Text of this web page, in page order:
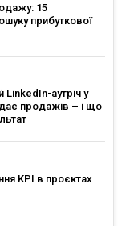
15
прибуткової
аутріч у
продажів – і що
KPI в проєктах